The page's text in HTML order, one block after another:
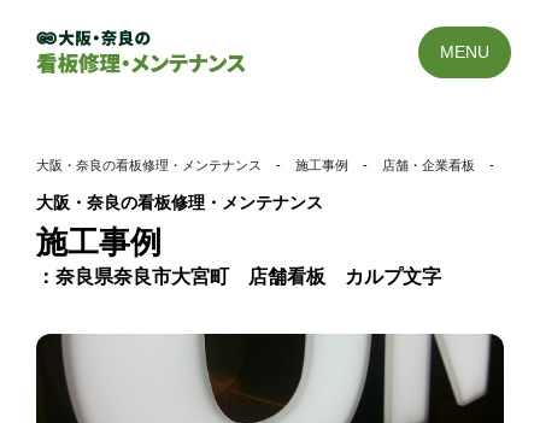
MENU
大阪・奈良の看板修理・メンテナンス - 施工事例 - 店舗・企業看板 -
大阪・奈良の看板修理・メンテナンス
施工事例
奈良県奈良市大宮町 店舗看板 カルプ文字